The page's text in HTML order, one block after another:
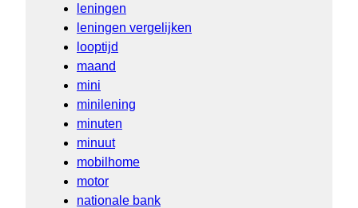
leningen
leningen vergelijken
looptijd
maand
mini
minilening
minuten
minuut
mobilhome
motor
nationale bank